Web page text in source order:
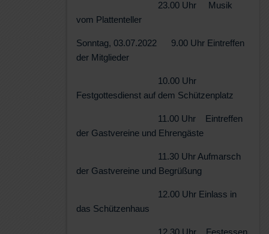
23.00 Uhr Musik
vom Plattenteller
Sonntag, 03.07.2022 9.00 Uhr Eintreffen
der Mitglieder
10.00 Uhr
Festgottesdienst auf dem Schützenplatz
11.00 Uhr Eintreffen
der Gastvereine und Ehrengäste
11.30 Uhr Aufmarsch
der Gastvereine und Begrüßung
12.00 Uhr Einlass in
das Schützenhaus
12.30 Uhr Festessen,